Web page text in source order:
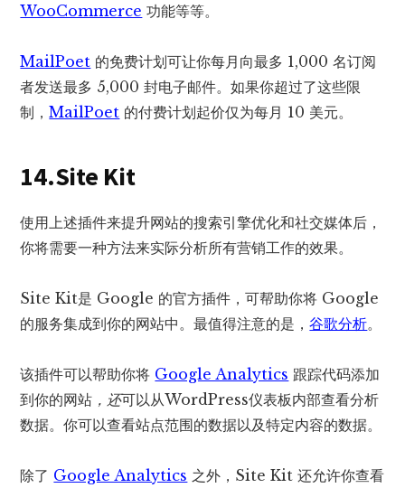
WooCommerce 功能等等。
MailPoet 的免费计划可让你每月向最多 1,000 名订阅
者发送最多 5,000 封电子邮件。如果你超过了这些限
制，MailPoet 的付费计划起价仅为每月 10 美元。
14.Site Kit
使用上述插件来提升网站的搜索引擎优化和社交媒体后，
你将需要一种方法来实际分析所有营销工作的效果。
Site Kit是 Google 的官方插件，可帮助你将 Google
的服务集成到你的网站中。最值得注意的是，谷歌分析。
该插件可以帮助你将 Google Analytics 跟踪代码添加
到你的网站 ，还可以从WordPress仪表板内部查看分析
数据。你可以查看站点范围的数据以及特定内容的数据。
除了 Google Analytics 之外，Site Kit 还允许你查看